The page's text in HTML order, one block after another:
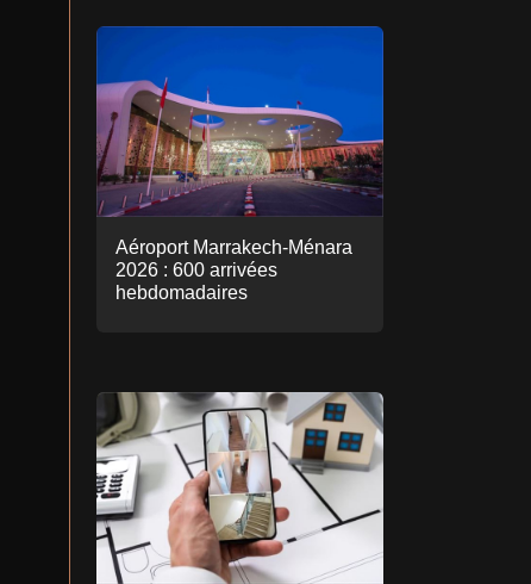
Aéroport Marrakech-Ménara
2026 : 600 arrivées
hebdomadaires